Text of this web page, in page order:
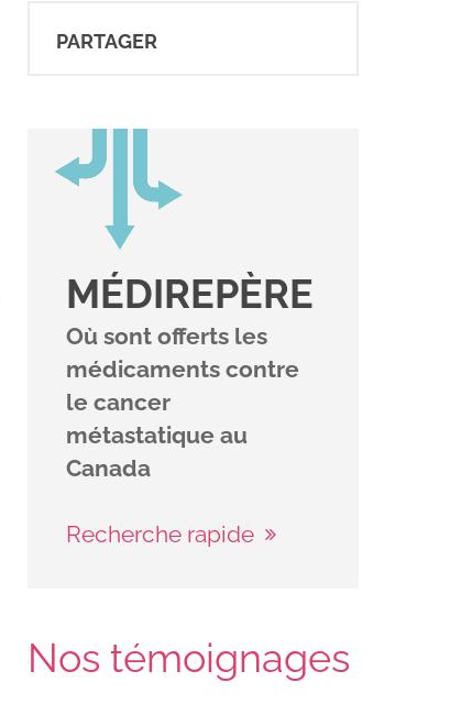
PARTAGER
MÉDIREPÈRE
Où sont offerts les
médicaments contre
le cancer
métastatique au
Canada
Recherche rapide
Nos témoignages